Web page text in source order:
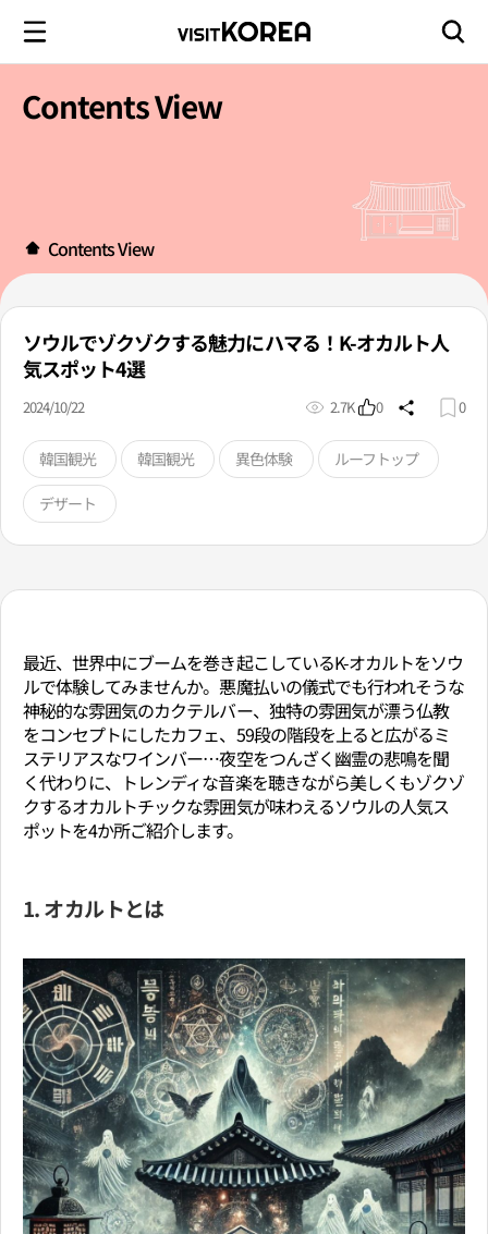
Contents View
Contents View
ソウルでゾクゾクする魅力にハマる！K-オカルト人
気スポット4選
2024/10/22 2.7K 0 0
韓国観光 韓国観光 異色体験 ルーフトップ
デザート
最近、世界中にブームを巻き起こしているK-オカルトをソウ
ルで体験してみませんか。悪魔払いの儀式でも行われそうな
神秘的な雰囲気のカクテルバー、独特の雰囲気が漂う仏教
をコンセプトにしたカフェ、59段の階段を上ると広がるミ
ステリアスなワインバー…夜空をつんざく幽霊の悲鳴を聞
く代わりに、トレンディな音楽を聴きながら美しくもゾクゾ
クするオカルトチックな雰囲気が味わえるソウルの人気ス
ポットを4か所ご紹介します。
1. オカルトとは